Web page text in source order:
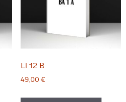
LI 12 B
49,00 €